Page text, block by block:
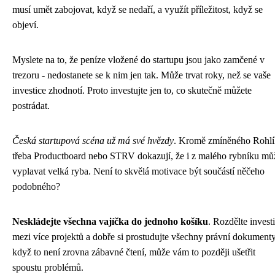
musí umět zabojovat, když se nedaří, a využít příležitost, když se
objeví.
Myslete na to, že peníze vložené do startupu jsou jako zamčené v
trezoru - nedostanete se k nim jen tak. Může trvat roky, než se vaše
investice zhodnotí. Proto investujte jen to, co skutečně můžete
postrádat.
Česká startupová scéna už má své hvězdy. Kromě zmíněného
třeba Productboard nebo STRV dokazují, že i z malého rybníku
vyplavat velká ryba. Není to skvělá motivace být součástí něčeho
podobného?
Neskládejte všechna vajíčka do jednoho košíku. Rozdělte
mezi více projektů a dobře si prostudujte všechny právní
když to není zrovna zábavné čtení, může vám to později ušetřit
spoustu problémů.